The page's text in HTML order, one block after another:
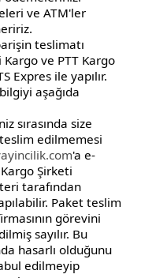
ve ATM'ler
teslimatı
ve PTT Kargo
Expres ile yapılır.
aşağıda
sırasında size
edilmemesi
'a e-
Şirketi
tarafından
Paket teslim
görevini
sayılır. Bu
hasarlı olduğunu
edilmeyip